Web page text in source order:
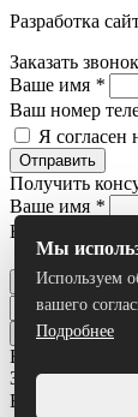
Разработка
Заказать звонок
Ваше имя *
Ваш номер
Я согласен
Отправить
Получить
Ваше имя *
Ваш номер
Я согласен
Отправить
Все результаты
Задать вопрос
Ваше имя
Мы
Используем
вашего
Подробнее